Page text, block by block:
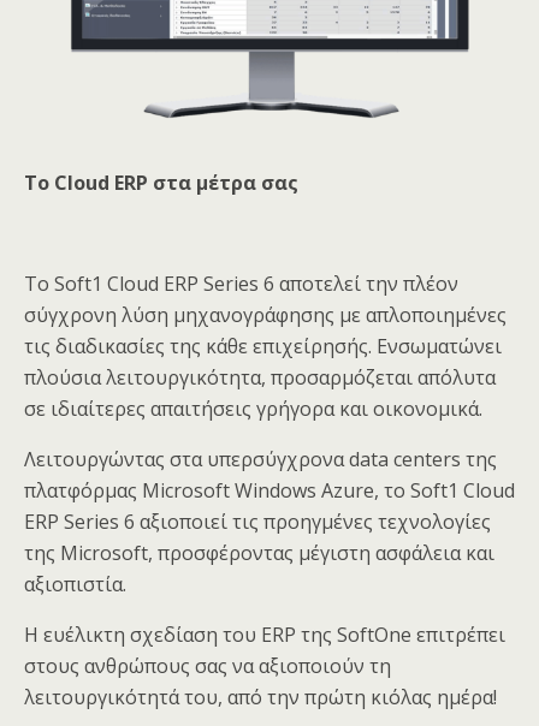
Το Cloud ERP στα μέτρα σας
Το Soft1 Cloud ERP Series 6 αποτελεί την πλέον
σύγχρονη λύση μηχανογράφησης με απλοποιημένες
τις διαδικασίες της κάθε επιχείρησής. Ενσωματώνει
πλούσια λειτουργικότητα, προσαρμόζεται απόλυτα
σε ιδιαίτερες απαιτήσεις γρήγορα και οικονομικά.
Λειτουργώντας στα υπερσύγχρονα data centers της
πλατφόρμας Microsoft Windows Azure, το Soft1 Cloud
ERP Series 6 αξιοποιεί τις προηγμένες τεχνολογίες
της Microsoft, προσφέροντας μέγιστη ασφάλεια και
αξιοπιστία.
Η ευέλικτη σχεδίαση του ERP της SoftOne επιτρέπει
στους ανθρώπους σας να αξιοποιούν τη
λειτουργικότητά του, από την πρώτη κιόλας ημέρα!